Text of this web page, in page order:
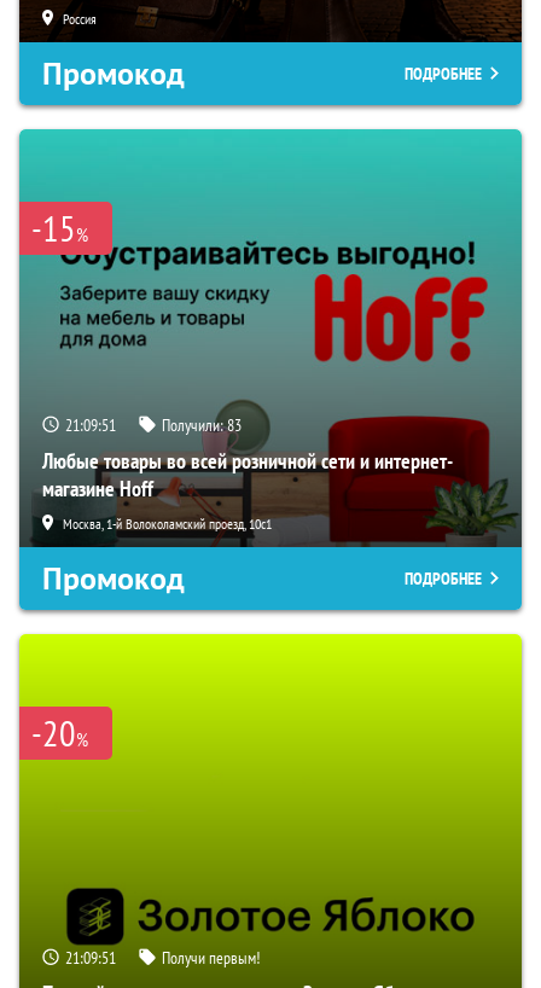
Россия
Промокод ПОДРОБНЕЕ
-15%
21:09:50 Получили:83
Любые товары во всей розничной сети и интернет-
магазине Hoff
Москва, 1-й Волоколамский проезд, 10с1
Промокод ПОДРОБНЕЕ
-20%
21:09:50 Получи первым!